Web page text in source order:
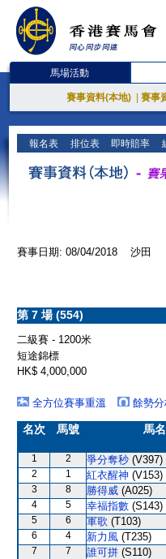
馬場活動
賽事資料(本地) 賽事
報名表 排位表 即時賠率
賽事日期: 08/04/2018 沙田
第 7 場 (554)
二級賽 - 1200米
短途錦標
HK$ 4,000,000
全方位賽事重溫
餘勢
名次 馬號 馬名
1 2 爭分奪秒 (V397)
2
1 紅衣醒神 (V153)
3
8 勝得威 (A025)
4
5 幸福指數 (S143)
5
6 軍歌 (T103)
6
4 新力風 (T235)
7
7 誰可拼 (S110)